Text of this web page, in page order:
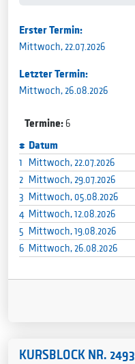
Erster Termin:
Mittwoch, 22.07.2026
Letzter Termin:
Mittwoch, 26.08.2026
Termine: 6
# Datum
1 Mittwoch, 22.07.2026
2 Mittwoch, 29.07.2026
3 Mittwoch, 05.08.2026
4 Mittwoch, 12.08.2026
5 Mittwoch, 19.08.2026
6 Mittwoch, 26.08.2026
KURSBLOCK NR. 2493